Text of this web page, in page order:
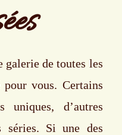
galerie de toutes les
vous. Certains
uniques, d’autres
séries. Si une des